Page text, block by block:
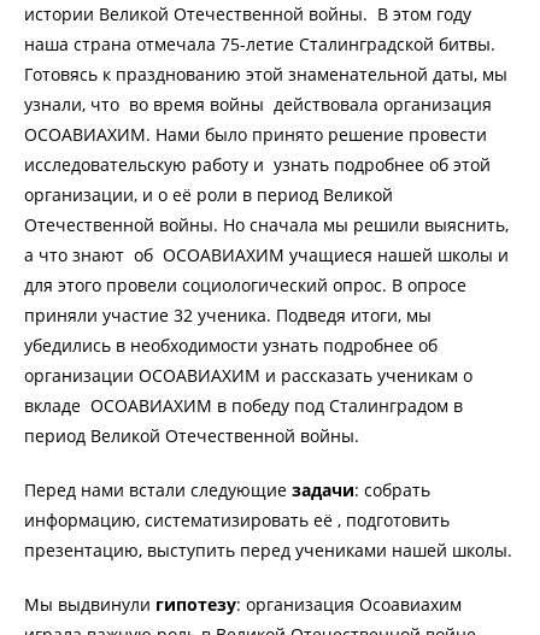
истории Великой Отечественной войны. В этом году
наша страна отмечала 75-летие Сталинградской битвы.
Готовясь к празднованию этой знаменательной даты, мы
узнали, что во время войны действовала организация
ОСОАВИАХИМ. Нами было принято решение провести
исследовательскую работу и узнать подробнее об этой
организации, и о её роли в период Великой
Отечественной войны. Но сначала мы решили выяснить,
а что знают об ОСОАВИАХИМ учащиеся нашей школы и
для этого провели социологический опрос. В опросе
приняли участие 32 ученика. Подведя итоги, мы
убедились в необходимости узнать подробнее об
организации ОСОАВИАХИМ и рассказать ученикам о
вкладе ОСОАВИАХИМ в победу под Сталинградом в
период Великой Отечественной войны.
Перед нами встали следующие задачи: собрать
информацию, систематизировать её , подготовить
презентацию, выступить перед учениками нашей школы.
Мы выдвинули гипотезу: организация Осоавиахим